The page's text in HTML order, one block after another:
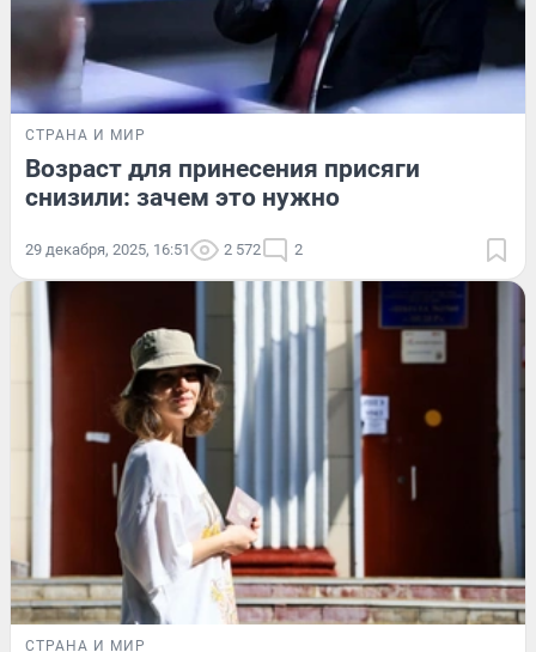
СТРАНА И МИР
Возраст для принесения присяги
снизили: зачем это нужно
29 декабря, 2025, 16:51 2 572 2
СТРАНА И МИР